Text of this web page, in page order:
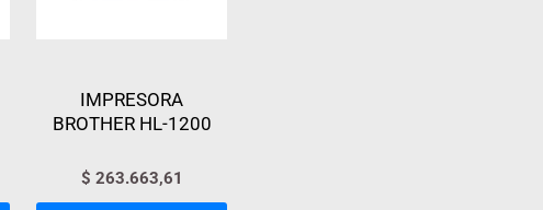
IMPRESORA
BROTHER HL-1200
$ 263.663,61